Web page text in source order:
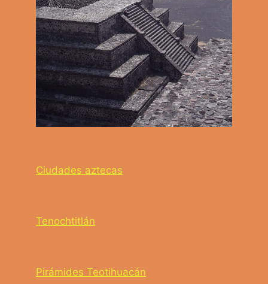
Ciudades aztecas
Tenochtitlán
Pirámides Teotihuacán